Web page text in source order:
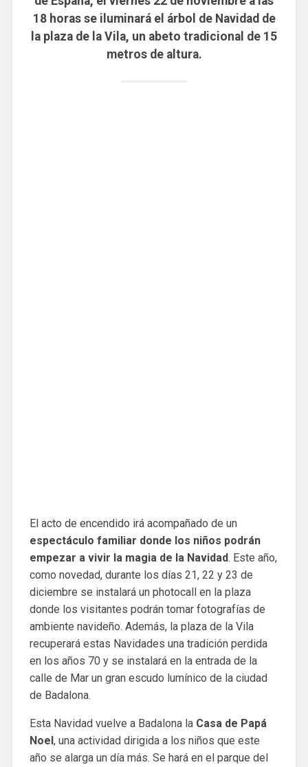
18 horas se iluminará el árbol de Navidad de
la plaza de la Vila, un abeto tradicional de 15
metros de altura.
El acto de encendido irá acompañado de un
espectáculo familiar donde los niños podrán
empezar a vivir la magia de la Navidad. Este año,
como novedad, durante los días 21, 22 y 23 de
diciembre se instalará un photocall en la plaza
donde los visitantes podrán tomar fotografías de
ambiente navideño. Además, la plaza de la Vila
recuperará estas Navidades una tradición perdida
en los años 70 y se instalará en la entrada de la
calle de Mar un gran escudo lumínico de la ciudad
de Badalona.
Esta Navidad vuelve a Badalona la Casa de Papá
Noel, una actividad dirigida a los niños que este
año se alarga un día más. Se hará en el parque del